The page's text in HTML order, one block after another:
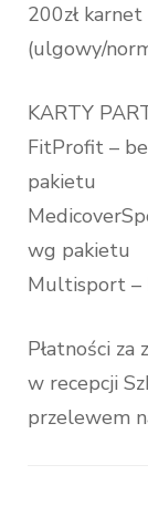
200zł
(ulgowy/
KARTY
FitProfit –
pakietu
wg pakietu
Multisport –
Płatności za
w recepcji
przelewem